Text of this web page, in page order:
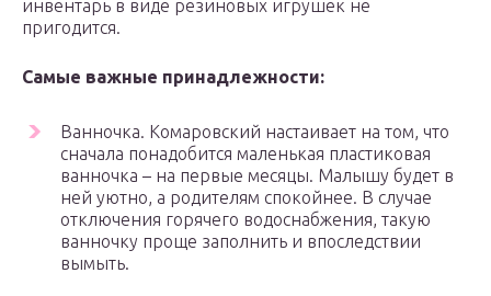
инвентарь в виде резиновых игрушек не
пригодится.
Самые важные принадлежности:
Ванночка. Комаровский настаивает на том, что
сначала понадобится маленькая пластиковая
ванночка – на первые месяцы. Малышу будет в
ней уютно, а родителям спокойнее. В случае
отключения горячего водоснабжения, такую
ванночку проще заполнить и впоследствии
вымыть.